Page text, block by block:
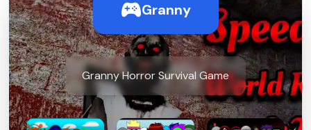
Granny
Granny Horror Survival Game